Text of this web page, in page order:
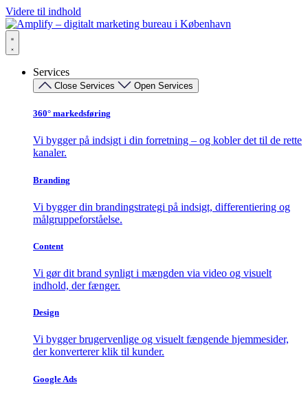
Videre til indhold
Services
Close Services Open Services
360° markedsføring​
Vi bygger på indsigt i din forretning – og kobler det til de rette
kanaler.
Branding
Vi bygger din brandingstrategi på indsigt, differentiering og
målgruppeforståelse.
Content
Vi gør dit brand synligt i mængden via video og visuelt
indhold, der fænger.
Design
Vi bygger brugervenlige og visuelt fængende hjemmesider,
der konverterer klik til kunder.
Google Ads